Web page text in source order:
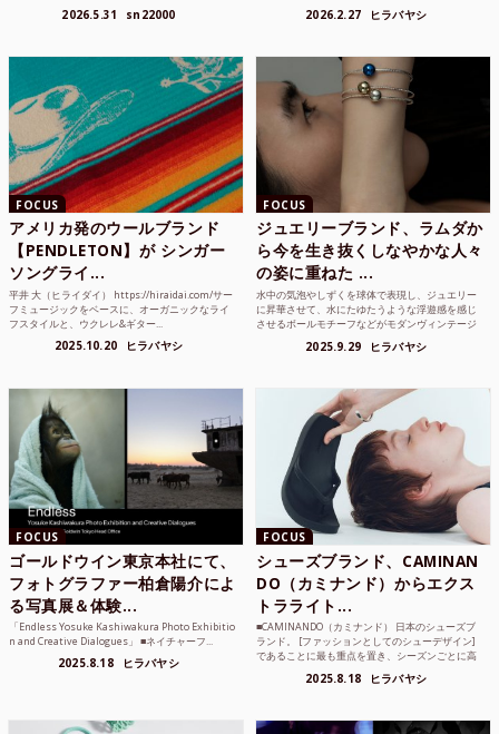
2026.5.31 sn22000 2026.2.27 ヒラバヤシ
FOCUS
アメリカ発のウールブランド
【PENDLETON】が シンガー
ソングライ...
平井 大（ヒライダイ） https://hiraidai.com/サー
フミュージックをベースに、オーガニックなライ
フスタイルと、ウクレレ&ギター...
2025.10.20 ヒラバヤシ
FOCUS
ジュエリーブランド、ラムダか
ら今を生き抜くしなやかな人々
の姿に重ねた ...
水中の気泡やしずくを球体で表現し、ジュエリー
に昇華させて、水にたゆたうような浮遊感を感じ
させるボールモチーフなどがモダンヴィンテージ
2025.9.29 ヒラバヤシ
FOCUS
ゴールドウイン東京本社にて、
フォトグラファー柏倉陽介によ
る写真展＆体験...
「Endless Yosuke Kashiwakura Photo Exhibitio
n and Creative Dialogues」 ■ネイチャーフ...
2025.8.18 ヒラバヤシ
FOCUS
シューズブランド、CAMINAN
DO（カミナンド）からエクス
トラライト...
■CAMINANDO（カミナンド） 日本のシューズブ
ランド。 [ファッションとしてのシューデザイン]
であることに最も重点を置き、シーズンごとに高
2025.8.18 ヒラバヤシ